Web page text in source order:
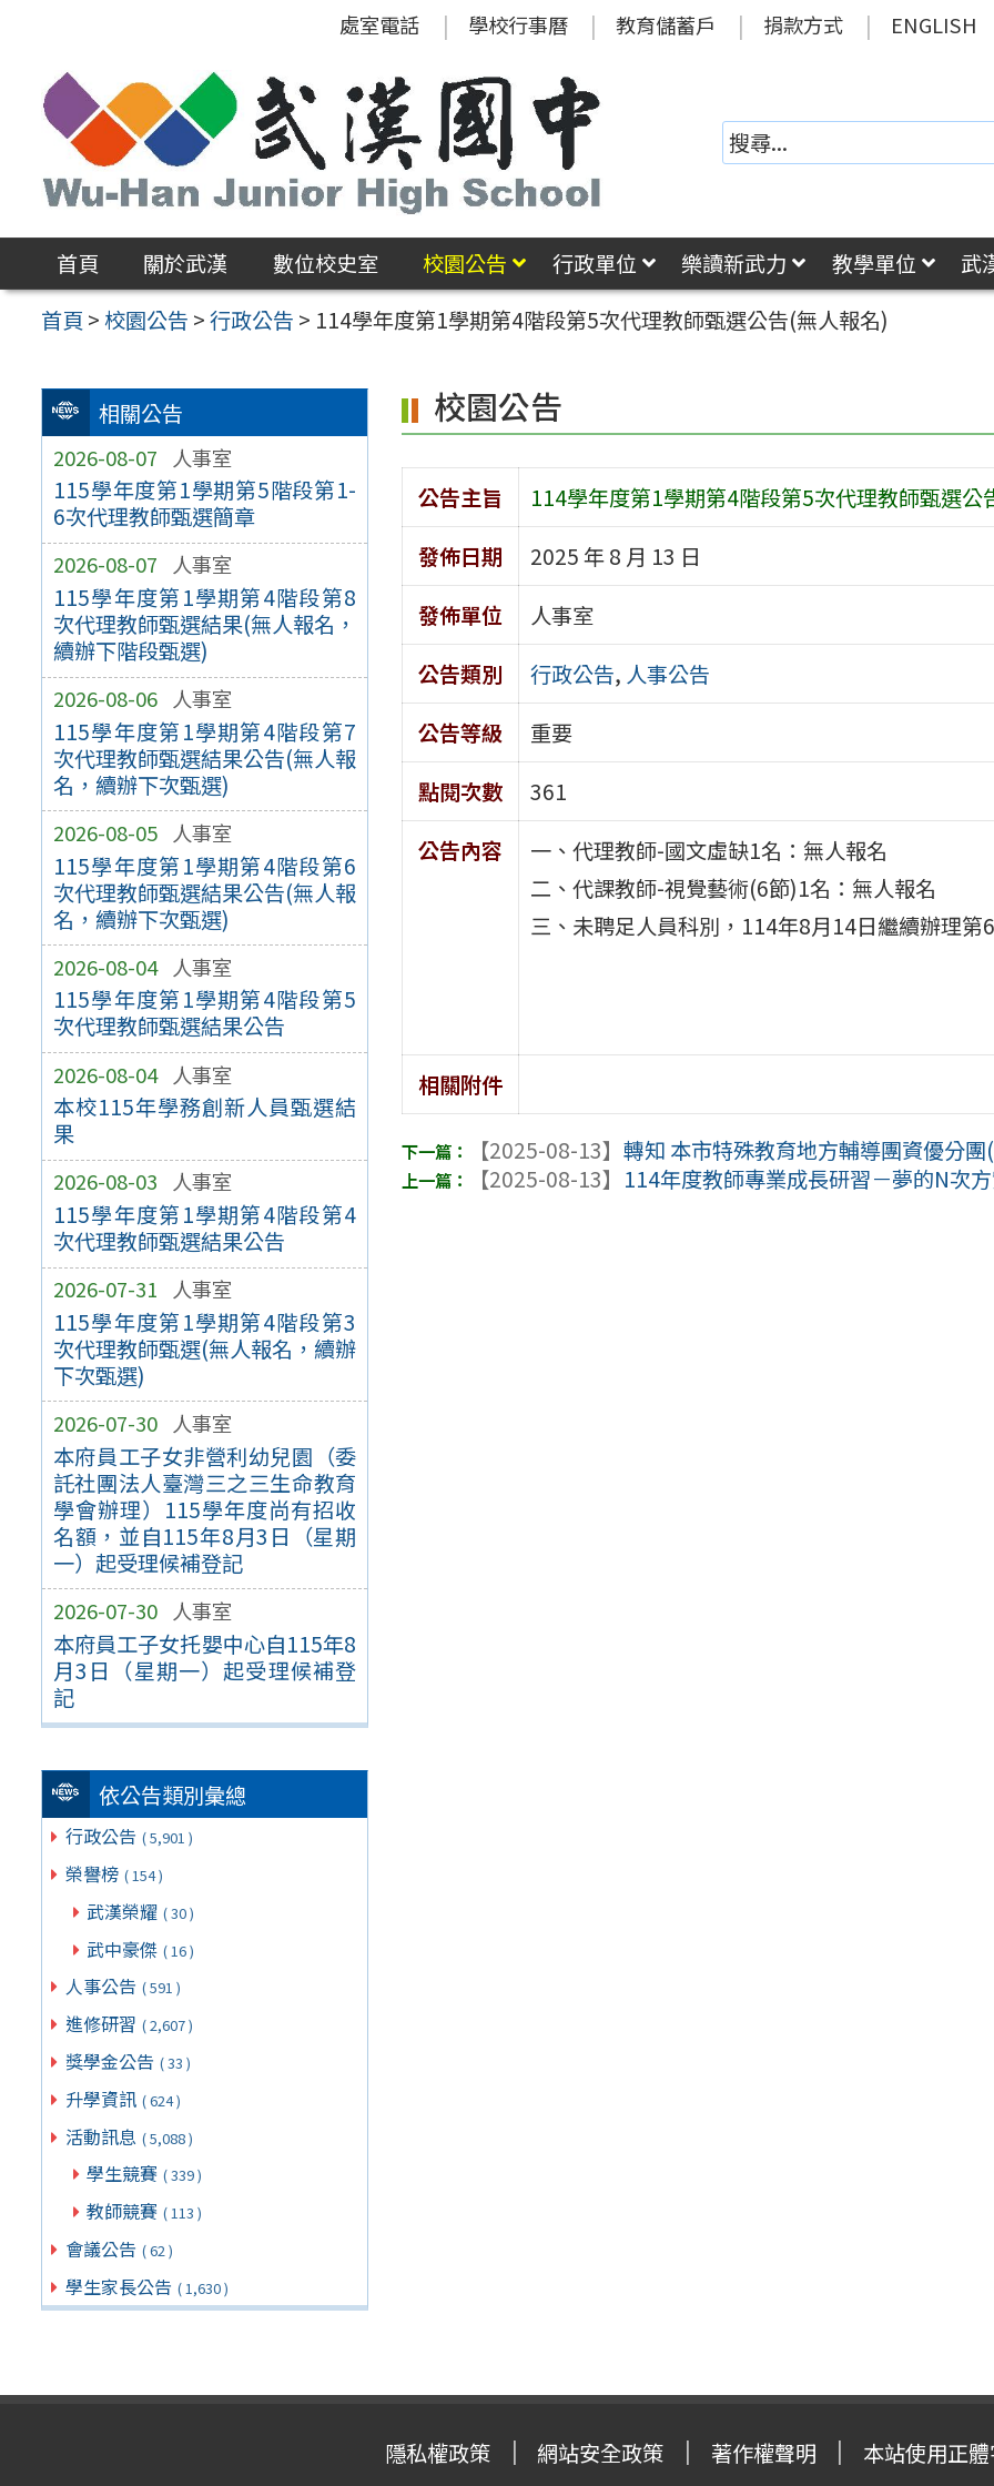
區
處室電話 學校行事曆 教育儲蓄戶 捐款方式 ENGLISH
首頁 關於武漢 數位校史室 校園公告 行政單位 樂讀新武力 教學單位
武
首頁 >校園公告 >行政公告 > 114學年度第1學期第4階段第5次代理教師甄選公告(無人報名)
相關公告
2026-08-07 人事室
115學年度第1學期第5階段第1-
6次代理教師甄選簡章
2026-08-07 人事室
115學年度第1學期第4階段第8
次代理教師甄選結果(無人報名，
續辦下階段甄選)
2026-08-06 人事室
115學年度第1學期第4階段第7
次代理教師甄選結果公告(無人報
名，續辦下次甄選)
2026-08-05 人事室
115學年度第1學期第4階段第6
次代理教師甄選結果公告(無人報
名，續辦下次甄選)
2026-08-04 人事室
115學年度第1學期第4階段第5
次代理教師甄選結果公告
2026-08-04 人事室
本校115年學務創新人員甄選結
果
2026-08-03 人事室
115學年度第1學期第4階段第4
次代理教師甄選結果公告
2026-07-31 人事室
115學年度第1學期第4階段第3
次代理教師甄選(無人報名，續辦
下次甄選)
2026-07-30 人事室
本府員工子女非營利幼兒園（委
託社團法人臺灣三之三生命教育
學會辦理）115學年度尚有招收
名額，並自115年8月3日（星期
一）起受理候補登記
2026-07-30 人事室
本府員工子女托嬰中心自115年8
月3日（星期一）起受理候補登
記
依公告類別彙總
行政公告 ( 5,901 )
榮譽榜 ( 154 )
武漢榮耀 ( 30 )
武中豪傑 ( 16 )
人事公告 ( 591 )
進修研習 ( 2,607 )
獎學金公告 ( 33 )
升學資訊 ( 624 )
活動訊息 ( 5,088 )
學生競賽 ( 339 )
教師競賽 ( 113 )
會議公告 ( 62 )
學生家長公告 ( 1,630 )
校園公告
公告主旨
114學年度第1學期第4階段第5次代理教師甄選公
發佈日期
2025 年 8 月 13 日
發佈單位
人事室
公告類別
行政公告, 人事公告
公告等級
重要
點閱次數
361
公告內容
一、代理教師-國文虛缺1名：無人報名
二、代課教師-視覺藝術(6節)1名：無人報名
三、未聘足人員科別，114年8月14日繼續辦理第
相關附件
【2025-08-13】轉知 本市特殊教育地方輔導團資優分
【2025-08-13】 114年度教師專業成長研習－夢的N次
隱私權政策 網站安全政策 著作權聲明 本站使用正